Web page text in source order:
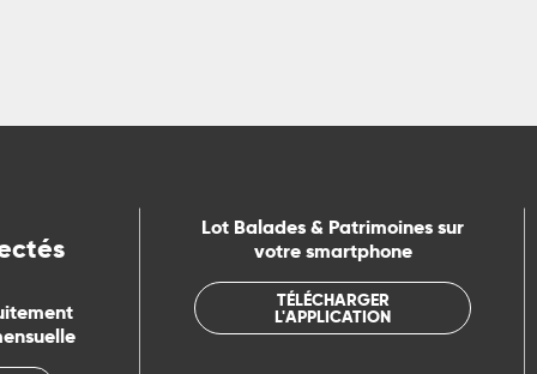
Lot Balades & Patrimoines sur
votre smartphone
TÉLÉCHARGER
L'APPLICATION